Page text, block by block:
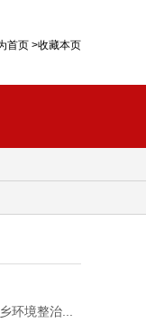
首页 >收藏本页
环境整治...